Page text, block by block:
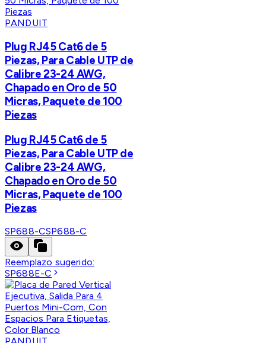
PANDUIT
Plug RJ45 Cat6 de 5
Piezas, Para Cable UTP de
Calibre 23-24 AWG,
Chapado en Oro de 50
Micras, Paquete de 100
Piezas
Plug RJ45 Cat6 de 5
Piezas, Para Cable UTP de
Calibre 23-24 AWG,
Chapado en Oro de 50
Micras, Paquete de 100
Piezas
SP688-CSP688-C
Reemplazo sugerido:
SP688E-C